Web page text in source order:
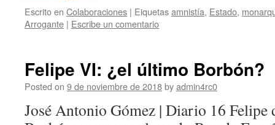
Escrito en Colaboraciones | Eiquetasamnistía, Estado,
Arrogante | Escribe un comentario
Felipe VI: ¿el último Borbón?
Posted on 9 de noviembre de 2018byadmin4rc0
José Antonio Gómez | Diario 16